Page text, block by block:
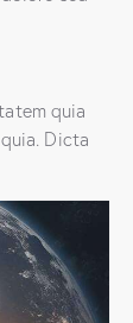
quia
Dicta